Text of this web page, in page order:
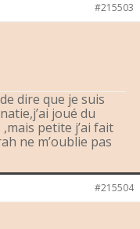
#215503
dire que je suis
joué du
petite j’ai fait
ne m’oublie pas
#215504